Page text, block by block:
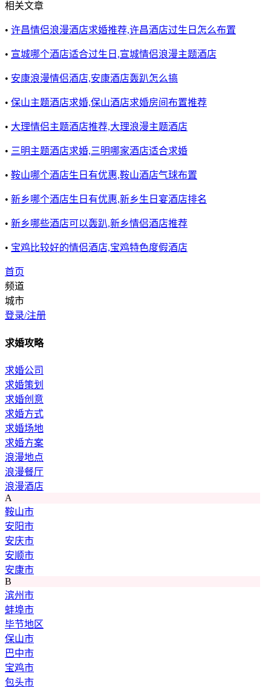
相关文章
• 许昌情侣浪漫酒店求婚推荐,许昌酒店过生日怎么布置
• 宣城哪个酒店适合过生日,宣城情侣浪漫主题酒店
• 安康浪漫情侣酒店,安康酒店轰趴怎么搞
• 保山主题酒店求婚,保山酒店求婚房间布置推荐
• 大理情侣主题酒店推荐,大理浪漫主题酒店
• 三明主题酒店求婚,三明哪家酒店适合求婚
• 鞍山哪个酒店生日有优惠,鞍山酒店气球布置
• 新乡哪个酒店生日有优惠,新乡生日宴酒店排名
• 新乡哪些酒店可以轰趴,新乡情侣酒店推荐
• 宝鸡比较好的情侣酒店,宝鸡特色度假酒店
首页
频道
城市
登录/注册
求婚攻略
求婚公司
求婚策划
求婚创意
求婚方式
求婚场地
求婚方案
浪漫地点
浪漫餐厅
浪漫酒店
A
鞍山市
安阳市
安庆市
安顺市
安康市
B
滨州市
蚌埠市
毕节地区
保山市
巴中市
宝鸡市
包头市